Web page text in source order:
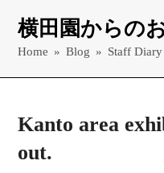
横田園からの
Home » Blog » Staff
Kanto area
out.